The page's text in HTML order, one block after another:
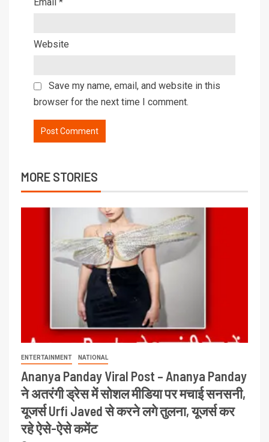
Website
Save my name, email, and website in this
browser for the next time I comment.
MORE STORIES
ENTERTAINMENT NATIONAL
Ananya Panday Viral Post – Ananya Panday
ने अतरंगी ड्रेस में सोशल मीडिया पर मचाई सनसनी,
यूजर्स Urfi Javed से करने लगे तुलना, यूजर्स कर
रहे ऐसे-ऐसे कमेंट